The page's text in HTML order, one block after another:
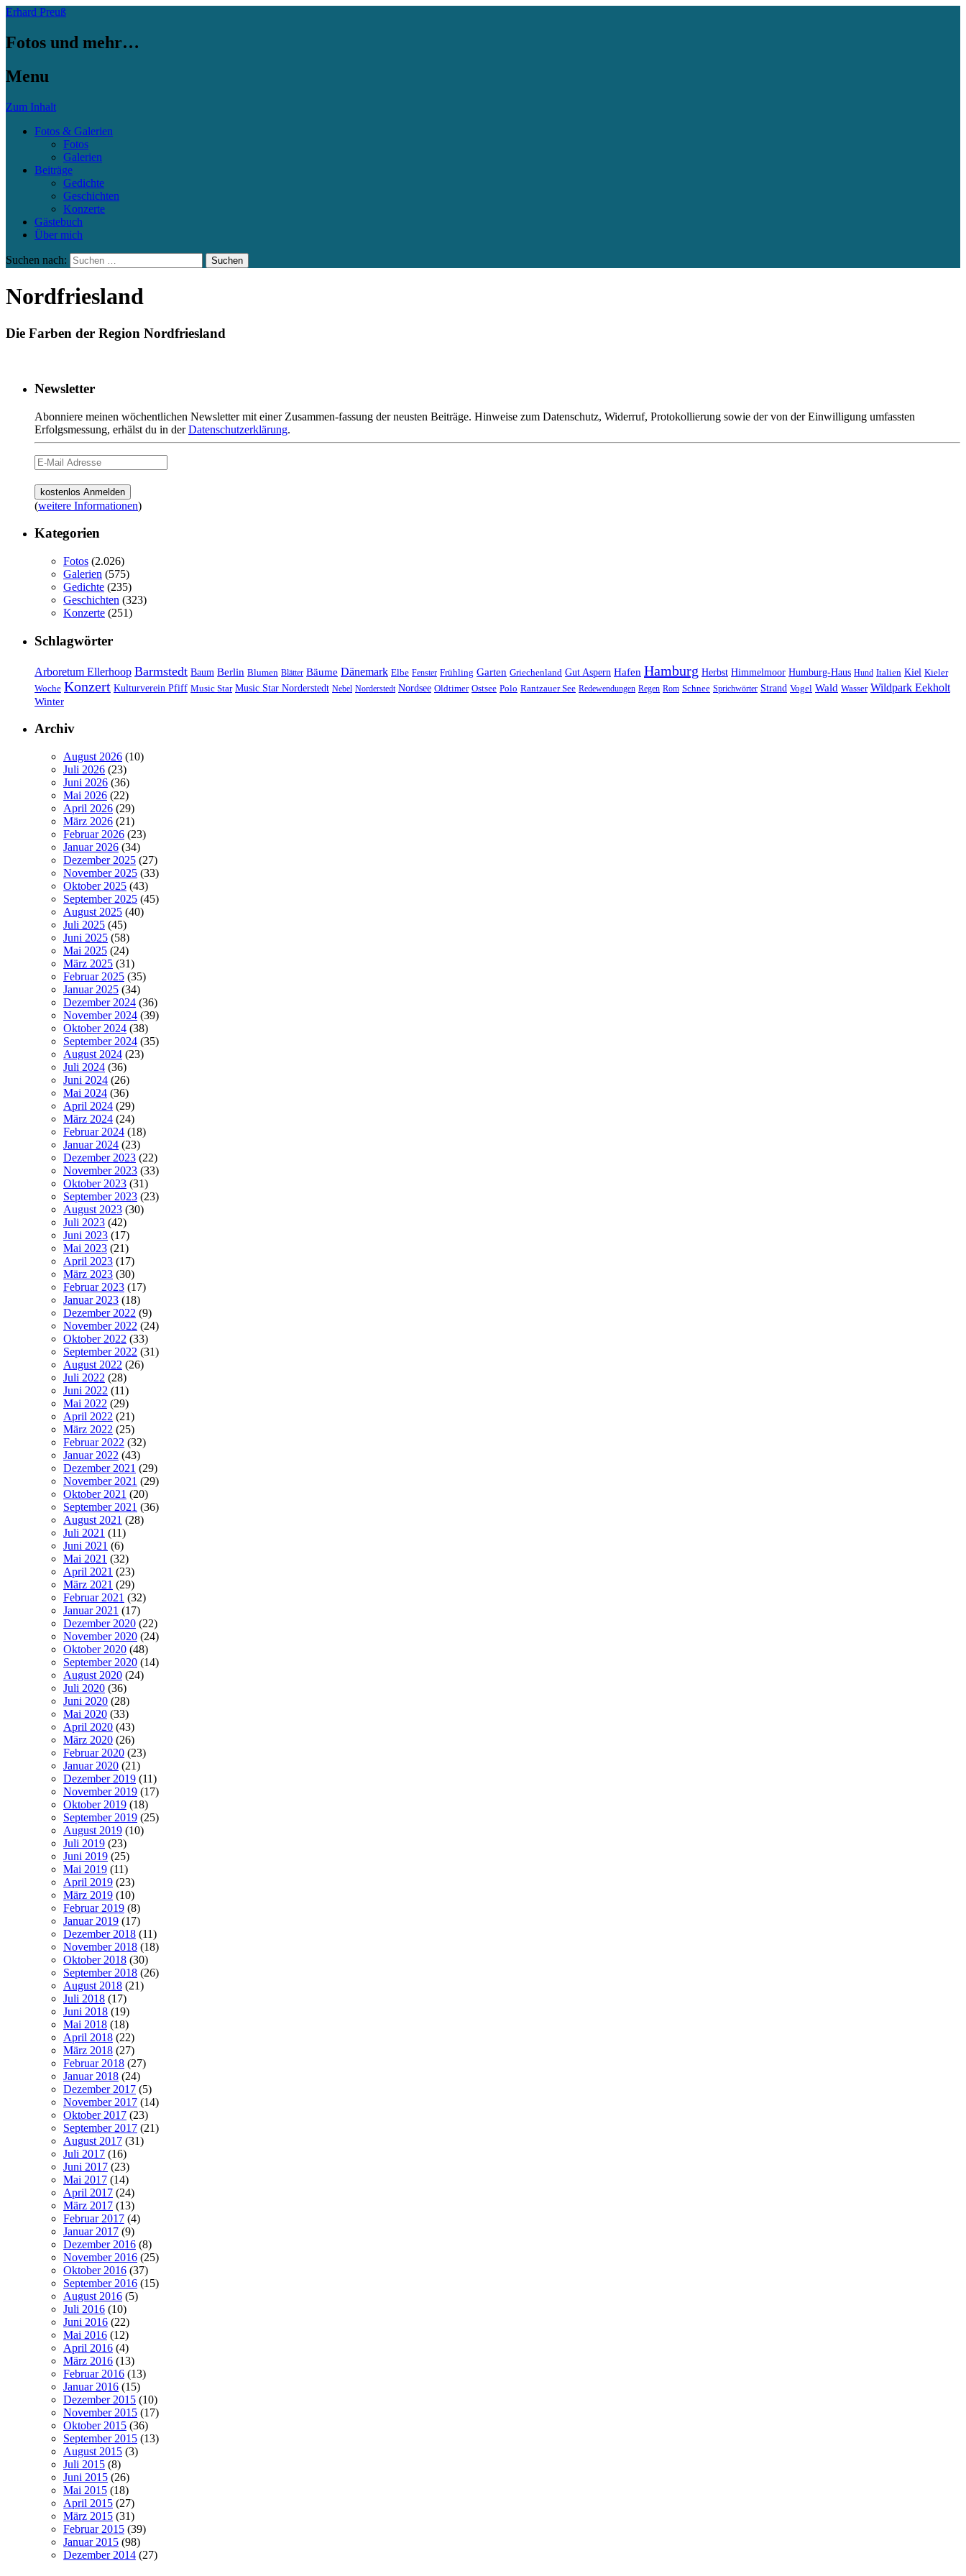
Erhard Preuß
Fotos und mehr…
Menu
Zum Inhalt
Fotos & Galerien
Fotos
Galerien
Beiträge
Gedichte
Geschichten
Konzerte
Gästebuch
Über mich
Suchen nach:
Nordfriesland
Die Farben der Region Nordfriesland
Newsletter
Abonniere meinen wöchentlichen Newsletter mit einer Zusammen-fassung der neusten Beiträge. Hinweise zum Datenschutz, Widerruf, Protokollierung sowie der von der Einwilligung umfassten
Erfolgsmessung, erhälst du in derDatenschutzerklärung.
(weitere Informationen)
Kategorien
Fotos (2.026)
Galerien (575)
Gedichte (235)
Geschichten (323)
Konzerte (251)
Schlagwörter
Arboretum Ellerhoop Barmstedt Baum Berlin Blumen Blätter Bäume Dänemark Elbe Fenster Frühling Garten Griechenland Gut Aspern Hafen Hamburg Herbst Himmelmoor Humburg-Haus Hund Italien Kiel Kieler
Woche Konzert Kulturverein Pfiff Music Star Music Star Norderstedt Nebel Norderstedt Nordsee Oldtimer Ostsee Polo Rantzauer See Redewendungen Regen Rom Schnee Sprichwörter Strand Vogel Wald Wasser Wildpark Eekholt
Winter
Archiv
August 2026 (10)
Juli 2026 (23)
Juni 2026 (36)
Mai 2026 (22)
April 2026 (29)
März 2026 (21)
Februar 2026 (23)
Januar 2026 (34)
Dezember 2025 (27)
November 2025 (33)
Oktober 2025 (43)
September 2025 (45)
August 2025 (40)
Juli 2025 (45)
Juni 2025 (58)
Mai 2025 (24)
März 2025 (31)
Februar 2025 (35)
Januar 2025 (34)
Dezember 2024 (36)
November 2024 (39)
Oktober 2024 (38)
September 2024 (35)
August 2024 (23)
Juli 2024 (36)
Juni 2024 (26)
Mai 2024 (36)
April 2024 (29)
März 2024 (24)
Februar 2024 (18)
Januar 2024 (23)
Dezember 2023 (22)
November 2023 (33)
Oktober 2023 (31)
September 2023 (23)
August 2023 (30)
Juli 2023 (42)
Juni 2023 (17)
Mai 2023 (21)
April 2023 (17)
März 2023 (30)
Februar 2023 (17)
Januar 2023 (18)
Dezember 2022 (9)
November 2022 (24)
Oktober 2022 (33)
September 2022 (31)
August 2022 (26)
Juli 2022 (28)
Juni 2022 (11)
Mai 2022 (29)
April 2022 (21)
März 2022 (25)
Februar 2022 (32)
Januar 2022 (43)
Dezember 2021 (29)
November 2021 (29)
Oktober 2021 (20)
September 2021 (36)
August 2021 (28)
Juli 2021 (11)
Juni 2021 (6)
Mai 2021 (32)
April 2021 (23)
März 2021 (29)
Februar 2021 (32)
Januar 2021 (17)
Dezember 2020 (22)
November 2020 (24)
Oktober 2020 (48)
September 2020 (14)
August 2020 (24)
Juli 2020 (36)
Juni 2020 (28)
Mai 2020 (33)
April 2020 (43)
März 2020 (26)
Februar 2020 (23)
Januar 2020 (21)
Dezember 2019 (11)
November 2019 (17)
Oktober 2019 (18)
September 2019 (25)
August 2019 (10)
Juli 2019 (23)
Juni 2019 (25)
Mai 2019 (11)
April 2019 (23)
März 2019 (10)
Februar 2019 (8)
Januar 2019 (17)
Dezember 2018 (11)
November 2018 (18)
Oktober 2018 (30)
September 2018 (26)
August 2018 (21)
Juli 2018 (17)
Juni 2018 (19)
Mai 2018 (18)
April 2018 (22)
März 2018 (27)
Februar 2018 (27)
Januar 2018 (24)
Dezember 2017 (5)
November 2017 (14)
Oktober 2017 (23)
September 2017 (21)
August 2017 (31)
Juli 2017 (16)
Juni 2017 (23)
Mai 2017 (14)
April 2017 (24)
März 2017 (13)
Februar 2017 (4)
Januar 2017 (9)
Dezember 2016 (8)
November 2016 (25)
Oktober 2016 (37)
September 2016 (15)
August 2016 (5)
Juli 2016 (10)
Juni 2016 (22)
Mai 2016 (12)
April 2016 (4)
März 2016 (13)
Februar 2016 (13)
Januar 2016 (15)
Dezember 2015 (10)
November 2015 (17)
Oktober 2015 (36)
September 2015 (13)
August 2015 (3)
Juli 2015 (8)
Juni 2015 (26)
Mai 2015 (18)
April 2015 (27)
März 2015 (31)
Februar 2015 (39)
Januar 2015 (98)
Dezember 2014 (27)